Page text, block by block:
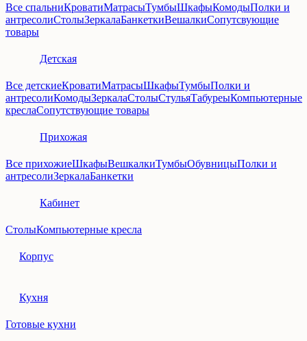
Все спальниКроватиМатрасыТумбыШкафыКомодыПолки и
антресолиСтолыЗеркалаБанкеткиВешалкиСопутсвующие
товары
Детская
Все детскиеКроватиМатрасыШкафыТумбыПолки и
антресолиКомодыЗеркалаСтолыСтульяТабуреыКомпьютерные
креслаСопутствующие товары
Прихожая
Все прихожиеШкафыВешкалкиТумбыОбувницыПолки и
антресолиЗеркалаБанкетки
Кабинет
СтолыКомпьютерные кресла
Корпус
Кухня
Готовые кухни